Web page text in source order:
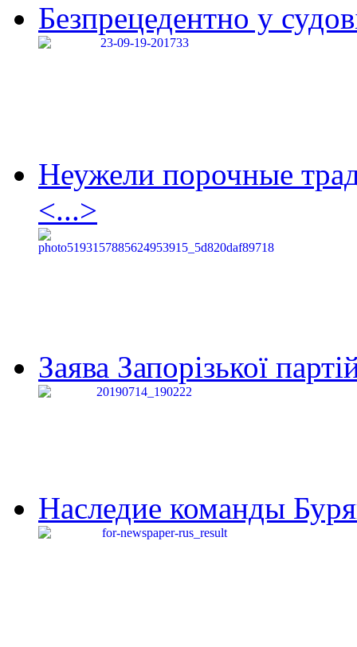
Безпрецедентно у
Неужели порочные
<...>
Заява Запорізької
Наследие команды